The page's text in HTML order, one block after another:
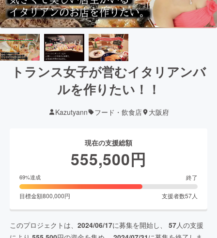
トランス女子が営むイタリアンバ
ルを作りたい！！
Kazutyann フード・飲食店 大阪府
現在の支援総額
555,500円
69%達成 終了
目標金額800,000円 支援者数57人
このプロジェクトは、 2024/06/17に募集を開始し、 57人の支援